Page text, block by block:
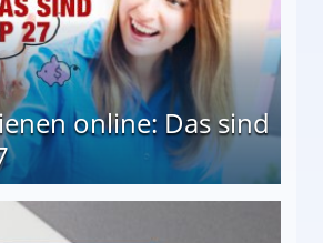
online: Das sind